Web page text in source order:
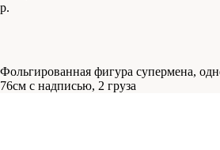
р.
Фольгированная фигура супермена,
76см с надписью, 2 груза